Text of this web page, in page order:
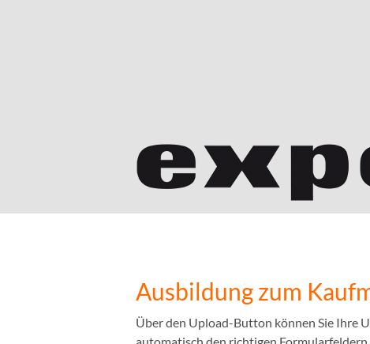
Ausbildung zum
Über den Upload-Button können Sie Ihre